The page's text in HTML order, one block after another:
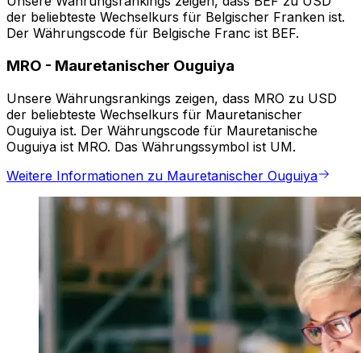
der beliebteste Wechselkurs für Belgischer Franken ist.
Der Währungscode für Belgische Franc ist BEF.
MRO - Mauretanischer Ouguiya
Unsere Währungsrankings zeigen, dass MRO zu USD
der beliebteste Wechselkurs für Mauretanischer
Ouguiya ist. Der Währungscode für Mauretanische
Ouguiya ist MRO. Das Währungssymbol ist UM.
Weitere Informationen zu Mauretanischer Ouguiya